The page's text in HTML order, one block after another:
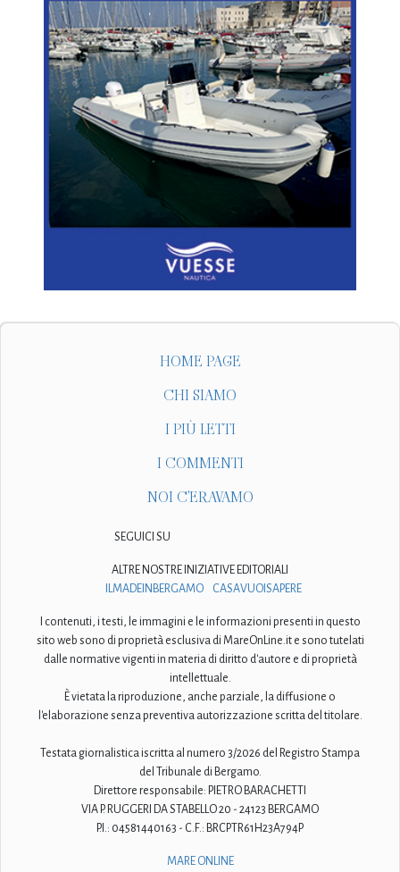
HOME PAGE
CHI SIAMO
I PIÙ LETTI
I COMMENTI
NOI C'ERAVAMO
SEGUICI SU
ALTRE NOSTRE INIZIATIVE EDITORIALI
ILMADEINBERGAMO
CASAVUOISAPERE
I contenuti, i testi, le immagini e le informazioni presenti in questo
sito web sono di proprietà esclusiva di MareOnLine.it e sono tutelati
dalle normative vigenti in materia di diritto d'autore e di proprietà
intellettuale.
È vietata la riproduzione, anche parziale, la diffusione o
l'elaborazione senza preventiva autorizzazione scritta del titolare.
Testata giornalistica iscritta al numero 3/2026 del Registro Stampa
del Tribunale di Bergamo.
Direttore responsabile: PIETRO BARACHETTI
VIA P. RUGGERI DA STABELLO 20 - 24123 BERGAMO
P.I.: 04581440163 - C.F.: BRCPTR61H23A794P
MARE ONLINE